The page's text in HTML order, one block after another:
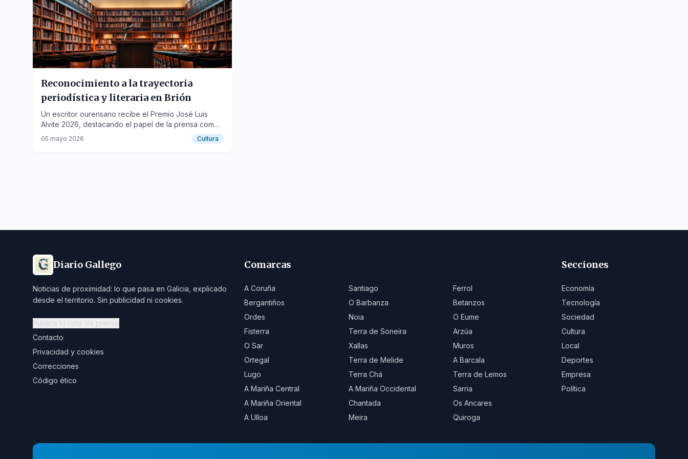
Reconocimiento a la trayectoria
periodística y literaria en Brión
Un escritor ourensano recibe el Premio José Luis
Alvite 2026, destacando el papel de la prensa como
"último bastión de libertad".
05 mayo 2026 Cultura
Diario Gallego
Noticias de proximidad: lo que pasa en Galicia, explicado
desde el territorio. Sin publicidad ni cookies.
Publica tu nota de prensa
Contacto
Privacidad y cookies
Correcciones
Código ético
Comarcas
A Coruña Santiago
Ferrol
Bergantiños
O Barbanza
Betanzos
Ordes
Noia
O Eume
Fisterra
Terra de Soneira
Arzúa
O Sar
Xallas
Muros
Ortegal
Terra de Melide
A Barcala
Lugo
Terra Chá
Terra de Lemos
A Mariña Central
A Mariña Occidental
Sarria
A Mariña Oriental
Chantada
Os Ancares
A Ulloa
Meira Quiroga
Secciones
Economía
Tecnología
Sociedad
Cultura
Local
Deportes
Empresa
Política